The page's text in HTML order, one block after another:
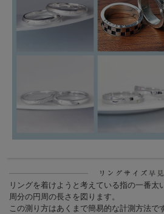
リングを着けようと考えている指の一番太
周分の円周の長さを図ります。
この測り方はあくまで簡易的な計測方法で